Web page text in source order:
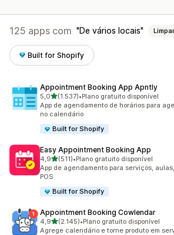
125 apps com De vários locais Limpar
Built for Shopify
Appointment Booking App Apntly
5,0de 5 estrelas
(1.537)
1537 avaliações ao todo
•Plano gratuito disponível
App de agendamento de horários para
no calendário
Built for Shopify
Easy Appointment Booking App
4,9de 5 estrelas
(511)
511 avaliações ao todo
•Plano gratuito disponível
App de agendamento para serviços,
POS
Built for Shopify
Appointment Booking Cowlendar
4,9de 5 estrelas
(2.145)
2145 avaliações ao todo
•Plano gratuito disponível
Agrege calendário e torne produto em